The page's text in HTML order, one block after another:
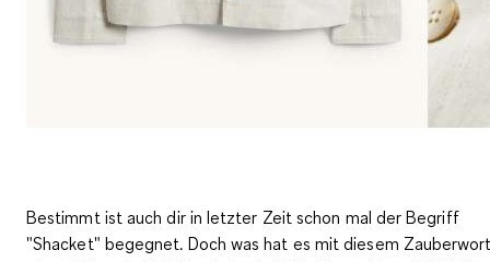
Bestimmt ist auch dir in letzter Zeit schon mal der Begriff
"Shacket" begegnet. Doch was hat es mit diesem